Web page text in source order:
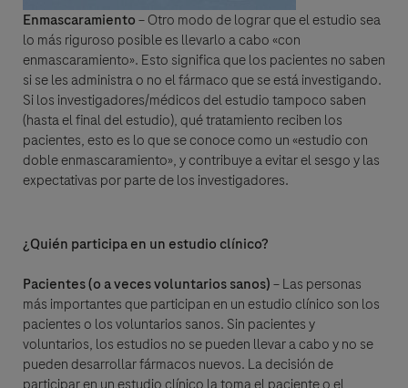
Enmascaramiento– Otro modo de lograr que el estudio sea
lo más riguroso posible es llevarlo a cabo «con
enmascaramiento». Esto significa que los pacientes no saben
si se les administra o no el fármaco que se está investigando.
Si los investigadores/médicos del estudio tampoco saben
(hasta el final del estudio), qué tratamiento reciben los
pacientes, esto es lo que se conoce como un «estudio con
doble enmascaramiento», y contribuye a evitar el sesgo y las
expectativas por parte de los investigadores.
¿Quién participa en un estudio clínico?
Pacientes (o a veces voluntarios sanos)– Las personas
más importantes que participan en un estudio clínico son los
pacientes o los voluntarios sanos. Sin pacientes y
voluntarios, los estudios no se pueden llevar a cabo y no se
pueden desarrollar fármacos nuevos. La decisión de